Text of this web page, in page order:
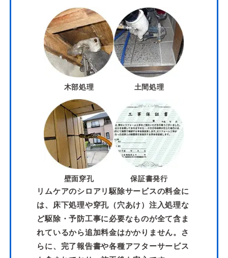
木部処理 土間処理
壁面穿孔 保証書発行
リムケアのシロアリ駆除サービスの料金に
は、床下処理や穿孔（穴あけ）注入処理な
ど駆除・予防工事に必要なものが全て含ま
れているから追加料金はかかりません。さ
らに、完了報告書や各種アフターサービス